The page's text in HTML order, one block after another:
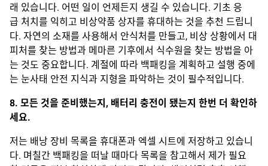
래 있습니다. 어떤 일이 언제든지 생길 수 있습니다. 기초 응
급 처치를 익히고 비상약품 상자를 휴대하는 것을 추천 드립니
다. 자연의 소재를 사용해서 안식처를 만들고, 비상 상황에서 대
피처를 찾는 방법과 메마른 기후에서 식수원을 찾는 방법을 아
는 것도 중요합니다. 계절에 따라 백패킹을 계획하고 설행 중에
는 눈사태 안전 지식과 지형을 파악하는 것이 필수적입니다.
8. 모든 것을 준비했는지, 배터리 충전이 됐는지 한번 더 확인하
세요.
저는 배낭 장비 목록을 휴대폰과 엑셀 시트에 저장하고 있습니
다. 며칠간 백패킹을 떠날 때마다 목록을 참고해서 제가 필요